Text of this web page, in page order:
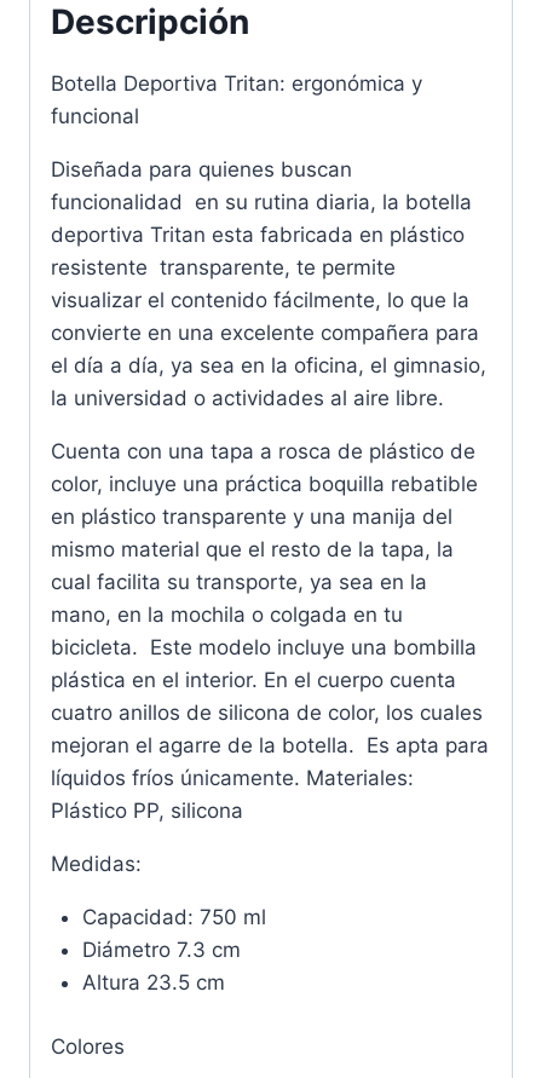
Descripción
Botella Deportiva Tritan: ergonómica y
funcional
Diseñada para quienes buscan
funcionalidad en su rutina diaria, la botella
deportiva Tritan esta fabricada en plástico
resistente transparente, te permite
visualizar el contenido fácilmente, lo que la
convierte en una excelente compañera para
el día a día, ya sea en la oficina, el gimnasio,
la universidad o actividades al aire libre.
Cuenta con una tapa a rosca de plástico de
color, incluye una práctica boquilla rebatible
en plástico transparente y una manija del
mismo material que el resto de la tapa, la
cual facilita su transporte, ya sea en la
mano, en la mochila o colgada en tu
bicicleta. Este modelo incluye una bombilla
plástica en el interior. En el cuerpo cuenta
cuatro anillos de silicona de color, los cuales
mejoran el agarre de la botella. Es apta para
líquidos fríos únicamente. Materiales:
Plástico PP, silicona
Medidas:
Capacidad: 750 ml
Diámetro 7.3 cm
Altura 23.5 cm
Colores